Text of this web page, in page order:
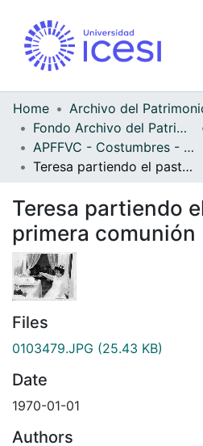
Home
Fondo Archivo del Patrimonio Fotográfico y Fílmico del Valle del Cauca
APFFVC - Costumbres - Patrimonial
Teresa partiendo el pastel en su primera comunión
Teresa partiendo
primera comunión
Files
0103479.JPG (25.43 KB)
Date
1970-01-01
Authors